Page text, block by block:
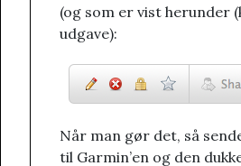
(og som er vist herunder
udgave):
Når man gør det, så
til Garmin’en og den